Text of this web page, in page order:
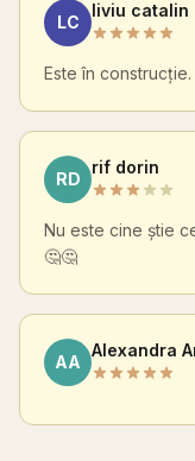
LC
liviu catalin
Este în
RD
rif dorin
Nu este cine știe
🤔🤔
AA
Alexandra